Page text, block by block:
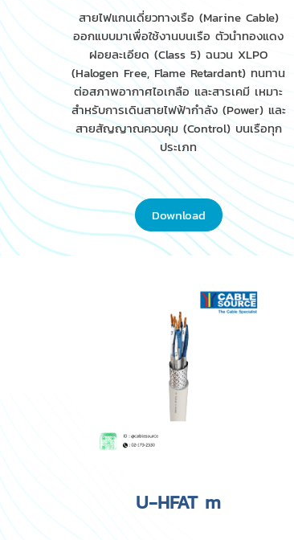
สายไฟแกนเดี่ยวทางเรือ (Marine Cable)
ออกแบบมาเพื่อใช้งานบนเรือ ตัวนำทองแดง
ฝอยละเอียด (Class 5) ฉนวน XLPO
(Halogen Free, Flame Retardant) ทนทาน
ต่อสภาพอากาศไอเกลือ และสารเคมี เหมาะ
สำหรับการเดินสายไฟฟ้ากำลัง (Power) และ
สายสัญญาณควบคุม (Control) บนเรือทุก
ประเภท
Download
U-HFAT m